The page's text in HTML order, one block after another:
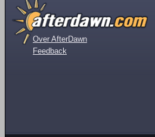
Over AfterDawn
Feedback